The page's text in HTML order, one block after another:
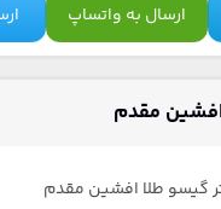
ارسال به واتساپ
مقدم
گیسو طلا افشین مقدم